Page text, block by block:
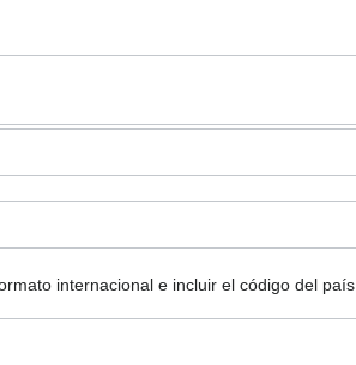
internacional e incluir el código del país.